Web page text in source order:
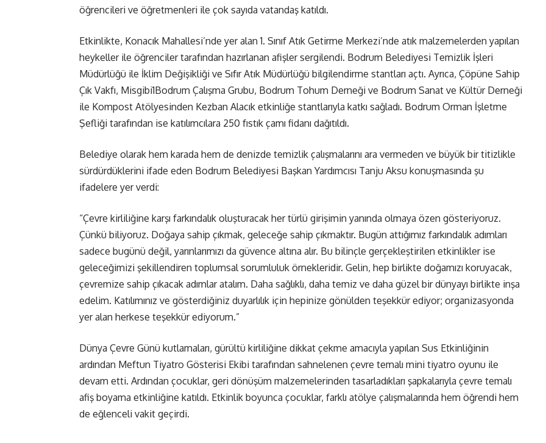
öğrencileri ve öğretmenleri ile çok sayıda vatandaş katıldı.
Etkinlikte, Konacık Mahallesi’nde yer alan 1. Sınıf Atık Getirme Merkezi’nde atık malzemelerden yapılan
heykeller ile öğrenciler tarafından hazırlanan afişler sergilendi. Bodrum Belediyesi Temizlik İşleri
Müdürlüğü ile İklim Değişikliği ve Sıfır Atık Müdürlüğü bilgilendirme stantları açtı. Ayrıca, Çöpüne Sahip
Çık Vakfı, Misgibi1Bodrum Çalışma Grubu, Bodrum Tohum Derneği ve Bodrum Sanat ve Kültür Derneği
ile Kompost Atölyesinden Kezban Alacık etkinliğe stantlarıyla katkı sağladı. Bodrum Orman İşletme
Şefliği tarafından ise katılımcılara 250 fıstık çamı fidanı dağıtıldı.
Belediye olarak hem karada hem de denizde temizlik çalışmalarını ara vermeden ve büyük bir titizlikle
sürdürdüklerini ifade eden Bodrum Belediyesi Başkan Yardımcısı Tanju Aksu konuşmasında şu
ifadelere yer verdi:
“Çevre kirliliğine karşı farkındalık oluşturacak her türlü girişimin yanında olmaya özen gösteriyoruz.
Çünkü biliyoruz. Doğaya sahip çıkmak, geleceğe sahip çıkmaktır. Bugün attığımız farkındalık adımları
sadece bugünü değil, yarınlarımızı da güvence altına alır. Bu bilinçle gerçekleştirilen etkinlikler ise
geleceğimizi şekillendiren toplumsal sorumluluk örnekleridir. Gelin, hep birlikte doğamızı koruyacak,
çevremize sahip çıkacak adımlar atalım. Daha sağlıklı, daha temiz ve daha güzel bir dünyayı birlikte inşa
edelim. Katılımınız ve gösterdiğiniz duyarlılık için hepinize gönülden teşekkür ediyor; organizasyonda
yer alan herkese teşekkür ediyorum.”
Dünya Çevre Günü kutlamaları, gürültü kirliliğine dikkat çekme amacıyla yapılan Sus Etkinliğinin
ardından Meftun Tiyatro Gösterisi Ekibi tarafından sahnelenen çevre temalı mini tiyatro oyunu ile
devam etti. Ardından çocuklar, geri dönüşüm malzemelerinden tasarladıkları şapkalarıyla çevre temalı
afiş boyama etkinliğine katıldı. Etkinlik boyunca çocuklar, farklı atölye çalışmalarında hem öğrendi hem
de eğlenceli vakit geçirdi.